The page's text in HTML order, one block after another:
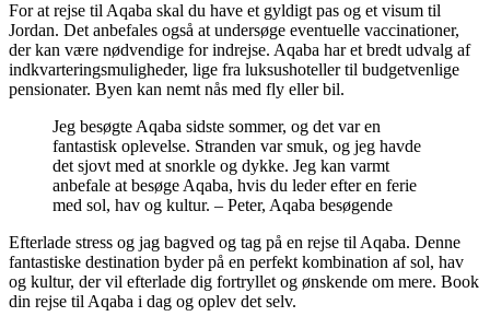
For at rejse til Aqaba skal du have et gyldigt pas og et visum til
Jordan. Det anbefales også at undersøge eventuelle vaccinationer,
der kan være nødvendige for indrejse. Aqaba har et bredt udvalg af
indkvarteringsmuligheder, lige fra luksushoteller til budgetvenlige
pensionater. Byen kan nemt nås med fly eller bil.
Jeg besøgte Aqaba sidste sommer, og det var en
fantastisk oplevelse. Stranden var smuk, og jeg havde
det sjovt med at snorkle og dykke. Jeg kan varmt
anbefale at besøge Aqaba, hvis du leder efter en ferie
med sol, hav og kultur. – Peter, Aqaba besøgende
Efterlade stress og jag bagved og tag på en rejse til Aqaba. Denne
fantastiske destination byder på en perfekt kombination af sol, hav
og kultur, der vil efterlade dig fortryllet og ønskende om mere. Book
din rejse til Aqaba i dag og oplev det selv.